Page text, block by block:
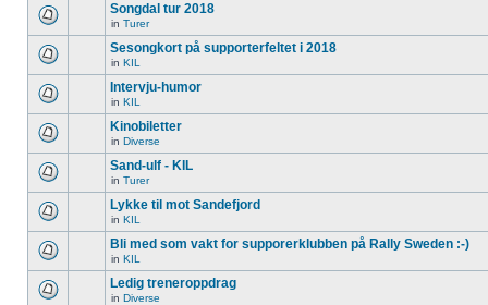
Songdal tur 2018
in Turer
Sesongkort på supporterfeltet i 2018
in KIL
Intervju-humor
in KIL
Kinobiletter
in Diverse
Sand-ulf - KIL
in Turer
Lykke til mot Sandefjord
in KIL
Bli med som vakt for supporerklubben på Rally Sweden :-)
in KIL
Ledig treneroppdrag
in Diverse